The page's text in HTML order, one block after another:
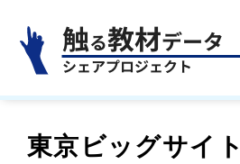
東京ビッグサイ